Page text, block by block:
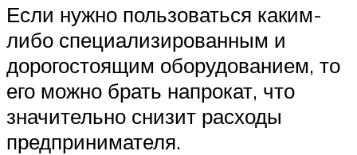
Если нужно пользоваться каким-
либо специализированным и
дорогостоящим оборудованием, то
его можно брать напрокат, что
значительно снизит расходы
предпринимателя.